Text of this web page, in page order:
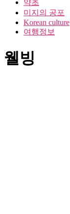
약초
미지의 공포
Korean culture
여행정보
웰빙